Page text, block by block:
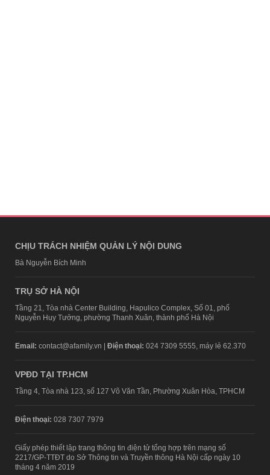
CHỊU TRÁCH NHIỆM QUẢN LÝ NỘI DUNG
Bà Nguyễn Bích Minh
TRỤ SỞ HÀ NỘI
Tầng 21, Tòa nhà Center Building, Hapulico Complex, Số 01, phố
Nguyễn Huy Tưởng, phường Thanh Xuân, thành phố Hà Nội
Email: contact@afamily.vn | Điện thoại: 024 7309 5555, máy lẻ 62.370
VPĐD TẠI TP.HCM
Tầng 4, Tòa nhà 123, số 127 Võ Văn Tần, Phường Xuân Hòa, TPHCM
Điện thoại: 028 7307 7979
Giấy phép thiết lập trang thông tin điện tử tổng hợp trên mạng số
2217/GP-TTĐT do Sở Thông tin và Truyền thông Hà Nội cấp ngày 10
tháng 4 năm 2019